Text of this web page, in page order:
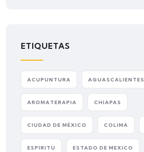
ETIQUETAS
ACUPUNTURA AGUASCALIENTES
AROMATERAPIA CHIAPAS
CIUDAD DE MÉXICO COLIMA
ESPIRITU ESTADO DE MEXICO